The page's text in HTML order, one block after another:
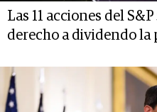
Las 11 acciones del
derecho a dividendo la